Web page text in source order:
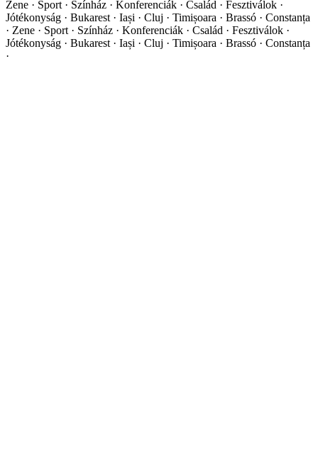
Zene · Sport · Színház · Konferenciák · Család · Fesztiválok ·
Jótékonyság · Bukarest · Iași · Cluj · Timișoara · Brassó · Constanța
· Zene · Sport · Színház · Konferenciák · Család · Fesztiválok ·
Jótékonyság · Bukarest · Iași · Cluj · Timișoara · Brassó · Constanța
·